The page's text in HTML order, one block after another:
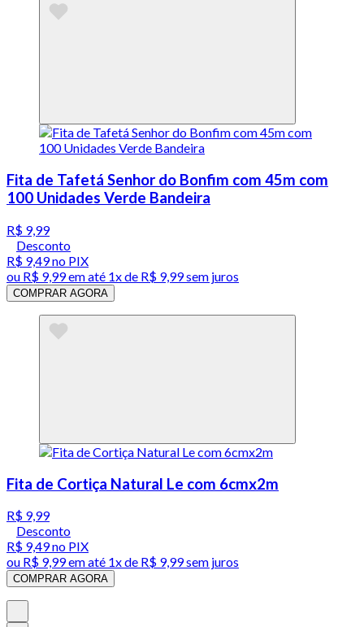
Fita de Tafetá Senhor do Bonfim com 45m com
100 Unidades Verde Bandeira
R$ 9,99
Desconto
R$ 9,49no PIX
ou R$ 9,99em até 1x de R$ 9,99sem juros
COMPRAR AGORA
Fita de Cortiça Natural Le com 6cmx2m
R$ 9,99
Desconto
R$ 9,49no PIX
ou R$ 9,99em até 1x de R$ 9,99sem juros
COMPRAR AGORA